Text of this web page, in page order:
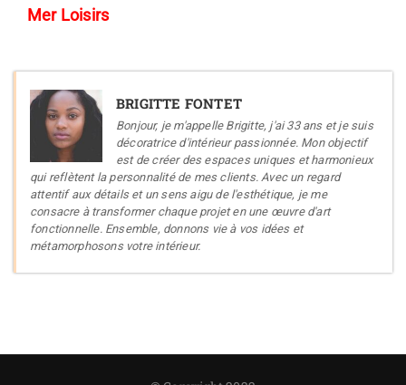
Mer Loisirs
BRIGITTE FONTET
Bonjour, je m'appelle Brigitte, j'ai 33 ans et je suis
décoratrice d'intérieur passionnée. Mon objectif
est de créer des espaces uniques et harmonieux
qui reflètent la personnalité de mes clients. Avec un regard
attentif aux détails et un sens aigu de l'esthétique, je me
consacre à transformer chaque projet en une œuvre d'art
fonctionnelle. Ensemble, donnons vie à vos idées et
métamorphosons votre intérieur.